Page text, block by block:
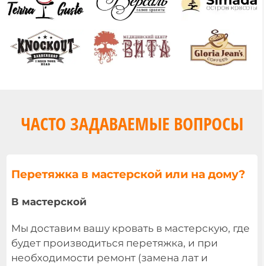
ЧАСТО ЗАДАВАЕМЫЕ ВОПРОСЫ
Перетяжка в мастерской или на дому?
В мастерской
Мы доставим вашу кровать в мастерскую, где
будет производиться перетяжка, и при
необходимости ремонт (замена лат и